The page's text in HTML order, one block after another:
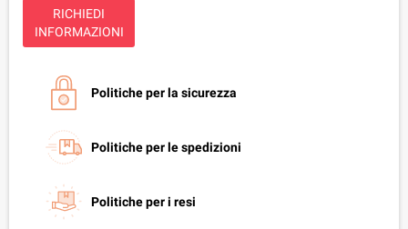
RICHIEDI
INFORMAZIONI
Politiche per la sicurezza
Politiche per le spedizioni
Politiche per i resi